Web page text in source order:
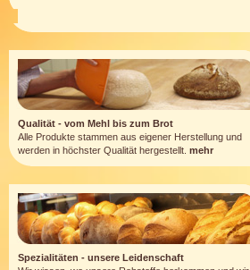
Qualität - vom Mehl bis zum Brot
Alle Produkte stammen aus eigener Herstellung und
werden in höchster Qualität hergestellt. mehr
Spezialitäten - unsere Leidenschaft